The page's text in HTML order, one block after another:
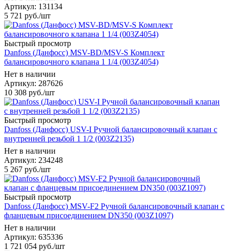
Артикул: 131134
5 721 руб./шт
Быстрый просмотр
Danfoss (Данфосс) MSV-BD/MSV-S Комплект
балансировочного клапана 1 1/4 (003Z4054)
Нет в наличии
Артикул: 287626
10 308 руб./шт
Быстрый просмотр
Danfoss (Данфосс) USV-I Ручной балансировочный клапан с
внутренней резьбой 1 1/2 (003Z2135)
Нет в наличии
Артикул: 234248
5 267 руб./шт
Быстрый просмотр
Danfoss (Данфосс) MSV-F2 Ручной балансировочный клапан с
фланцевым присоединением DN350 (003Z1097)
Нет в наличии
Артикул: 635336
1 721 054 руб./шт